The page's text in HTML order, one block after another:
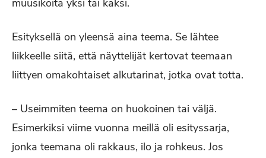
muusikoita yksi tai kaksi.
Esityksellä on yleensä aina teema. Se lähtee
liikkeelle siitä, että näyttelijät kertovat teemaan
liittyen omakohtaiset alkutarinat, jotka ovat totta.
– Useimmiten teema on huokoinen tai väljä.
Esimerkiksi viime vuonna meillä oli esityssarja,
jonka teemana oli rakkaus, ilo ja rohkeus. Jos